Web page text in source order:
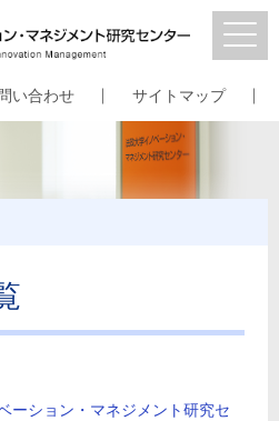
い合わせ サイトマップ
ーション・マネジメント研究セ